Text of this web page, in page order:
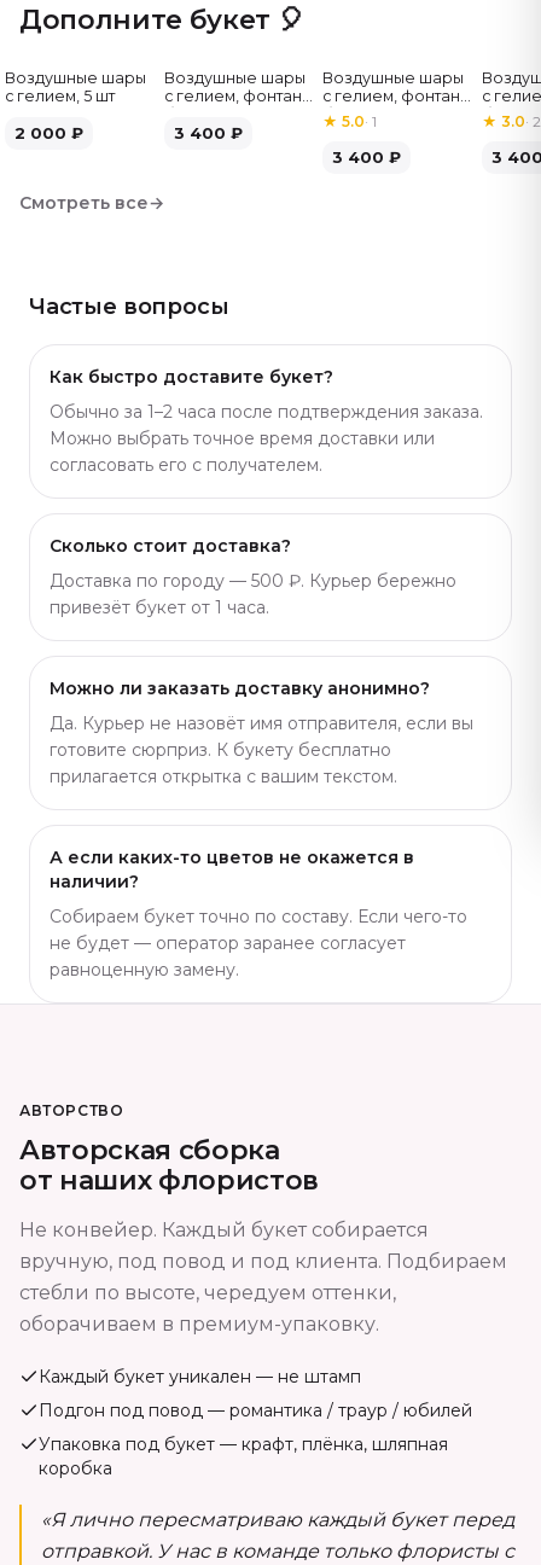
подходящим количеством цветов и оттенком —
Дополните букет 🎈
Воздушные шары
с гелием, 5 шт
2 000 ₽
Воздушные шары
с гелием, фонтан,
шт
3 400 ₽
Воздушные шары
с гелием, фонтан,
бело-розовые, 7
шт
★5.0·1
3 400 ₽
с
бело-
★ 3.0· 2
3
Смотреть все→
Частые вопросы
Как быстро доставите букет?
Обычно за 1–2 часа после подтверждения заказа.
Можно выбрать точное время доставки или
согласовать его с получателем.
Сколько стоит доставка?
Доставка по городу — 500 ₽. Курьер бережно
привезёт букет от 1 часа.
Можно ли заказать доставку анонимно?
Да. Курьер не назовёт имя отправителя, если вы
готовите сюрприз. К букету бесплатно
прилагается открытка с вашим текстом.
А если каких-то цветов не окажется в
наличии?
Собираем букет точно по составу. Если чего-то
не будет — оператор заранее согласует
равноценную замену.
АВТОРСТВО
Авторская сборка
от наших флористов
Не конвейер. Каждый букет собирается
вручную, под повод и под клиента. Подбираем
стебли по высоте, чередуем оттенки,
оборачиваем в премиум-упаковку.
Каждый букет уникален — не штамп
Подгон под повод — романтика / траур / юбилей
Упаковка под букет — крафт, плёнка, шляпная
коробка
«Я лично пересматриваю каждый букет перед
отправкой. У нас в команде только флористы с